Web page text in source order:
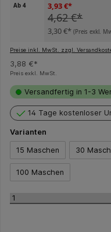
Ab4 3,93 €*
4,62 €*
3,30 €*(Preis exkl.
Preise inkl. MwSt. zzgl.
3,88 €*
Preis exkl. MwSt.
Versandfertig in 1-3
14 Tage kostenloser
Varianten
15 Maschen 30
100 Maschen